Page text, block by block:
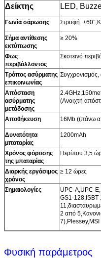
Δείκτης
LED,
Γωνία σάρωσης Στροφή:
Σήμα αντίθεσης
εκτύπωσης
≥ 20%
Φως
περιβάλλοντος
Σκοτεινό
Τρόπος ασύρματης
επικοινωνίας
Απόσταση
ασύρματης
μετάδοσης
(Ανοιχτή
Αποθήκευση 16Mb ((πάνω
Δυνατότητα
μπαταρίας
1200mAh
Χρόνος φόρτισης
της μπαταρίας
Περίπου 3,5
Διαρκής εργάσιμος
χρόνος
≥ 12 ώρες
Σημαιολογίες
UPC-A,UPC-
GS1-128,ISBT
2 από
7),Plessey,MSI
Φυσική παράμετρος